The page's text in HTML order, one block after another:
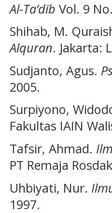
Al-Ta’dib Vol. 9
Shihab, M.
Alquran. Jakarta:
Sudjanto, Agus.
2005.
Surpiyono,
Fakultas IAIN
Tafsir, Ahmad.
PT Remaja
Uhbiyati, Nur.
1997.